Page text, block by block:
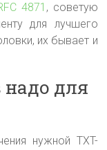
4871 , советую
для лучшего
их бывает и
надо для
нужной TXT-